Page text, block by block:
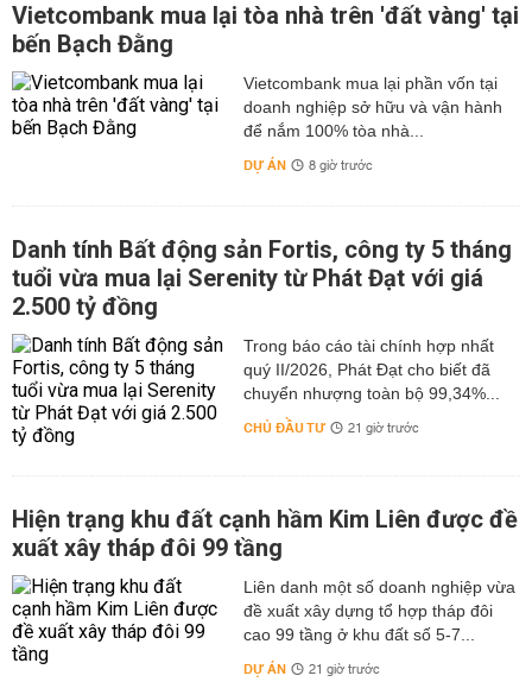
Vietcombank mua lại tòa nhà trên 'đất vàng' tại
bến Bạch Đằng
Vietcombank mua lại phần vốn tại
doanh nghiệp sở hữu và vận hành
để nắm 100% tòa nhà...
DỰ ÁN 8 giờ trước
Danh tính Bất động sản Fortis, công ty 5 tháng
tuổi vừa mua lại Serenity từ Phát Đạt với giá
2.500 tỷ đồng
Trong báo cáo tài chính hợp nhất
quý II/2026, Phát Đạt cho biết đã
chuyển nhượng toàn bộ 99,34%...
CHỦ ĐẦU TƯ 21 giờ trước
Hiện trạng khu đất cạnh hầm Kim Liên được đề
xuất xây tháp đôi 99 tầng
Liên danh một số doanh nghiệp vừa
đề xuất xây dựng tổ hợp tháp đôi
cao 99 tầng ở khu đất số 5-7...
DỰ ÁN 21 giờ trước